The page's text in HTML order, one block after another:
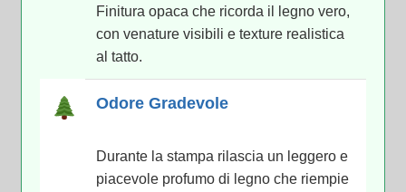
Finitura opaca che ricorda il legno vero,
con venature visibili e texture realistica
al tatto.
Odore Gradevole
Durante la stampa rilascia un leggero e
piacevole profumo di legno che riempie